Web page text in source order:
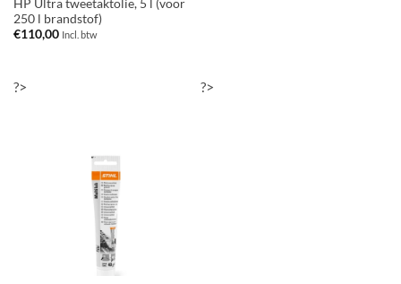
HP Ultra tweetaktolie, 5 l (voor
250 l brandstof)
€110,00 Incl. btw
?> ?>